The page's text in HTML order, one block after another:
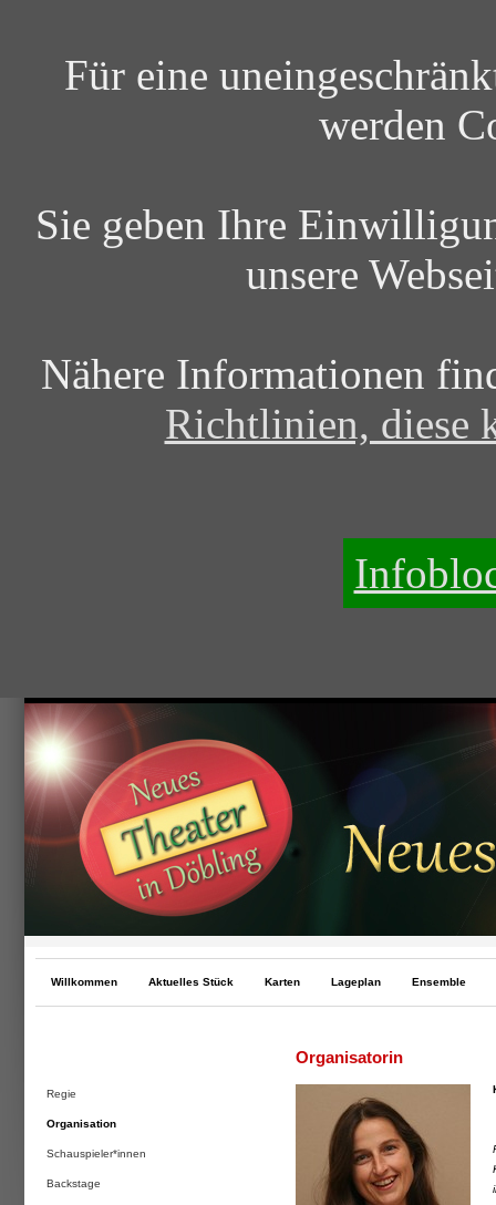
Für eine
werden
Sie geben Ihre
unsere
Nähere Informationen
Richtlinien, diese
Willkommen Aktuelles Stück Karten Lageplan Ensemble
Regie
Organisation
Schauspieler*innen
Backstage
Organisatorin